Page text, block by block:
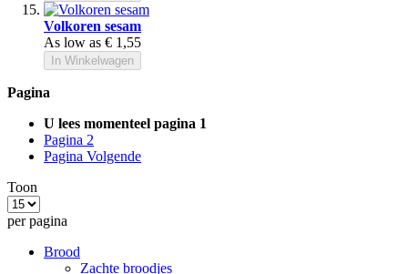
Volkoren sesam
As low as € 1,55
In Winkelwagen
Pagina
U lees momenteel pagina 1
Pagina 2
Pagina Volgende
Toon
per pagina
Brood
Zachte broodjes